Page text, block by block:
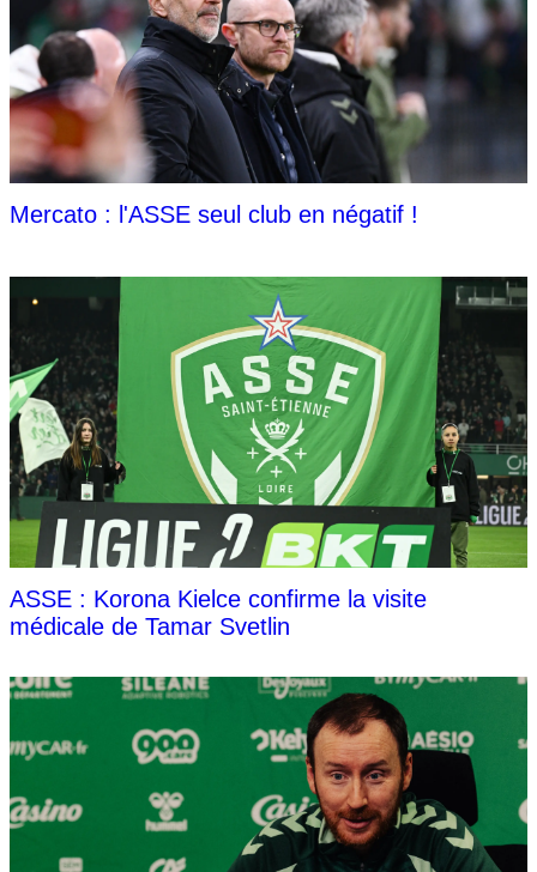
Mercato : l'ASSE seul club en négatif !
ASSE : Korona Kielce confirme la visite
médicale de Tamar Svetlin